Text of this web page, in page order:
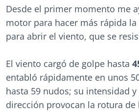
Desde el primer momento me
motor para hacer más rápida
para abrir el viento, que se
El viento cargó de golpe hasta
entabló rápidamente en unos
hasta 59 nudos; su intensidad
dirección provocan la rotura